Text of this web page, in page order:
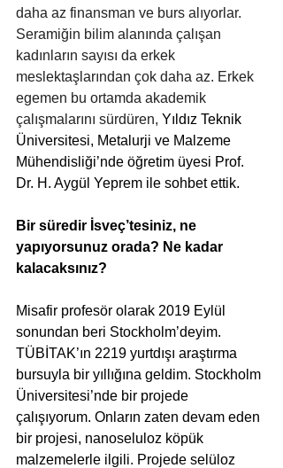
daha az finansman ve burs alıyorlar.
Seramiğin bilim alanında çalışan
kadınların sayısı da erkek
meslektaşlarından çok daha az. Erkek
egemen bu ortamda akademik
çalışmalarını sürdüren, Yıldız Teknik
Üniversitesi, Metalurji ve Malzeme
Mühendisliği’nde öğretim üyesi Prof.
Dr. H. Aygül Yeprem ile sohbet ettik.
Bir süredir İsveç’tesiniz, ne
yapıyorsunuz orada? Ne kadar
kalacaksınız?
Misafir profesör olarak 2019 Eylül
sonundan beri Stockholm’deyim.
TÜBİTAK’ın 2219 yurtdışı araştırma
bursuyla bir yıllığına geldim. Stockholm
Üniversitesi’nde bir projede
çalışıyorum. Onların zaten devam eden
bir projesi, nanoseluloz köpük
malzemelerle ilgili. Projede selüloz